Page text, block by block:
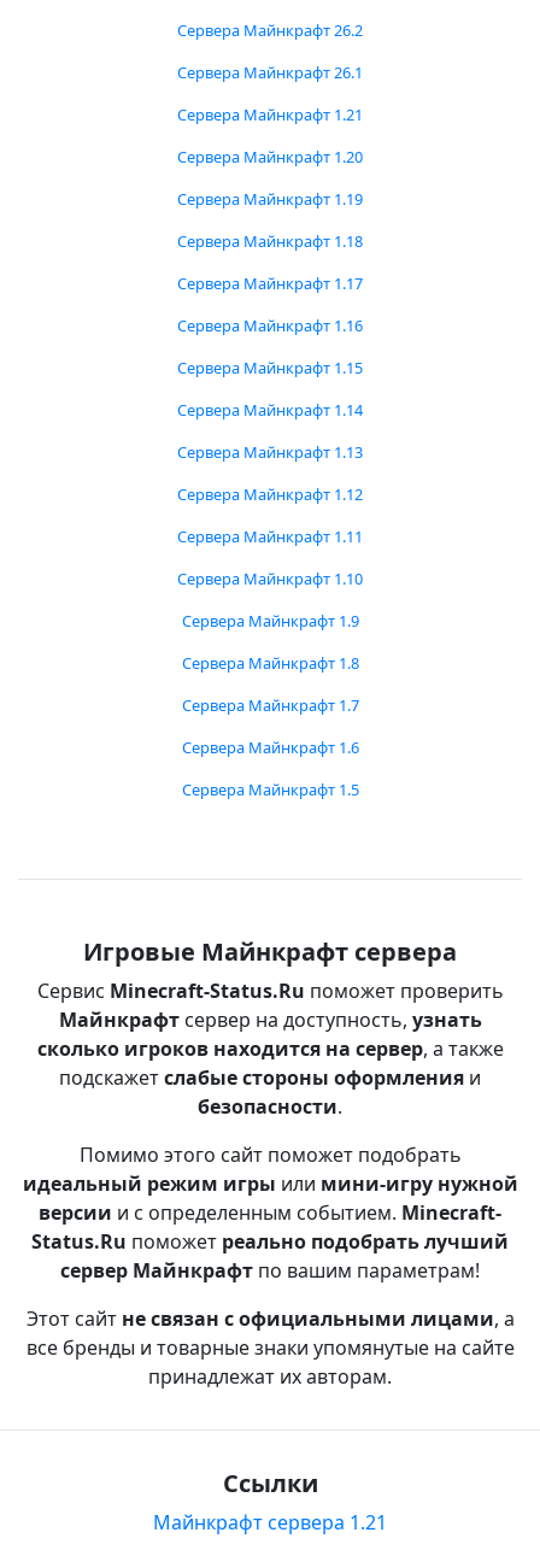
Сервера Майнкрафт 26.2
Сервера Майнкрафт 26.1
Сервера Майнкрафт 1.21
Сервера Майнкрафт 1.20
Сервера Майнкрафт 1.19
Сервера Майнкрафт 1.18
Сервера Майнкрафт 1.17
Сервера Майнкрафт 1.16
Сервера Майнкрафт 1.15
Сервера Майнкрафт 1.14
Сервера Майнкрафт 1.13
Сервера Майнкрафт 1.12
Сервера Майнкрафт 1.11
Сервера Майнкрафт 1.10
Сервера Майнкрафт 1.9
Сервера Майнкрафт 1.8
Сервера Майнкрафт 1.7
Сервера Майнкрафт 1.6
Сервера Майнкрафт 1.5
Игровые Майнкрафт сервера
Сервис Minecraft-Status.Ru поможет проверить
Майнкрафтсервер на доступность, узнать
сколько игроков находится на сервер, а также
подскажетслабые стороны оформления и
безопасности.
Помимо этого сайт поможет подобрать
идеальный режим игры или мини-игру нужной
версии и с определенным событием. Minecraft-
Status.Ru поможет реально подобрать лучший
сервер Майнкрафт по вашим параметрам!
Этот сайт не связан с официальными лицами, а
все бренды и товарные знаки упомянутые на сайте
принадлежат их авторам.
Ссылки
Майнкрафт сервера 1.21